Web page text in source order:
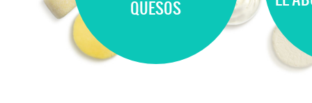
QUESOS